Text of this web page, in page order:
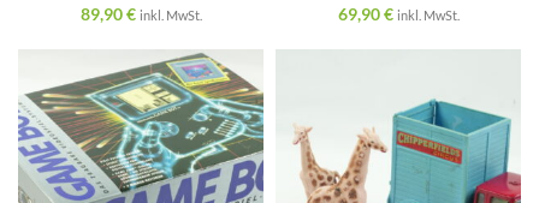
89,90€ inkl. MwSt. 69,90€ inkl. MwSt.